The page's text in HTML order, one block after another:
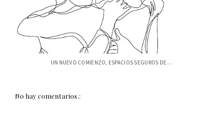
UN NUEVO COMIENZO, ESPACIOS SEGUROS DE ...
No hay comentarios.: